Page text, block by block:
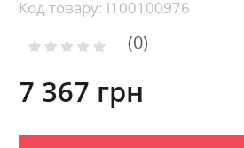
Skip
the
of
the
gallery
Код товару: l100100976
Рейтинг: 0
7 367 грн